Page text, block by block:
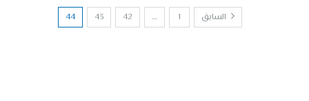
السابق 1
…
42
43
44